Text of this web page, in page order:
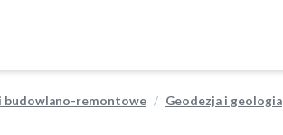
budowlano-remontowe Geodezja i geologia